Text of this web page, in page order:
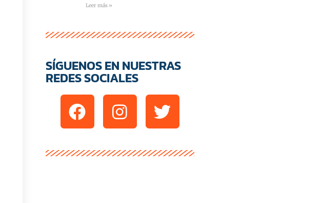
Leer más »
SÍGUENOS EN NUESTRAS
REDES SOCIALES